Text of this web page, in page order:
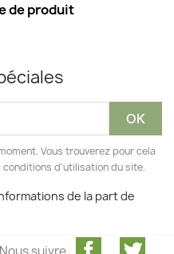
de produit
Vous trouverez pour cela
d'utilisation du site.
de la part de
Facebook